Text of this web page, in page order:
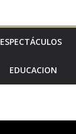
ESPECTÁCULOS
EDUCACION